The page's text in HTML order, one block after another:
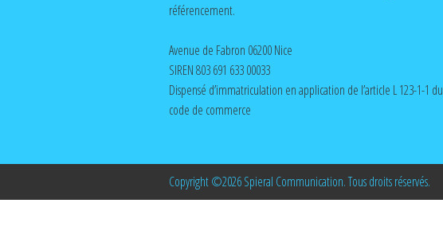
référencement.
Avenue de Fabron 06200 Nice
SIREN 803 691 633 00033
Dispensé d’immatriculation en application de l’article L 123-1-1 du
code de commerce
Copyright ©2026 Spieral Communication. Tous droits réservés.